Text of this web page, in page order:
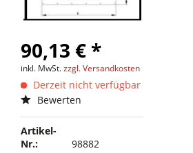
90,13 € *
inkl. MwSt.zzgl. Versandkosten
Derzeit nicht verfügbar
Bewerten
Artikel-
Nr.:
98882